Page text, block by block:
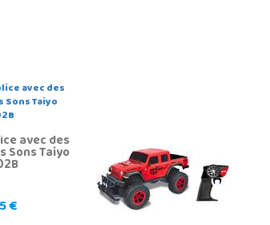
avec des
Sons Taiyo
€